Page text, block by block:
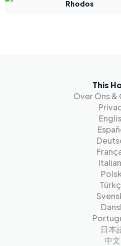
Rhodos
This
Over Ons
日本
中文